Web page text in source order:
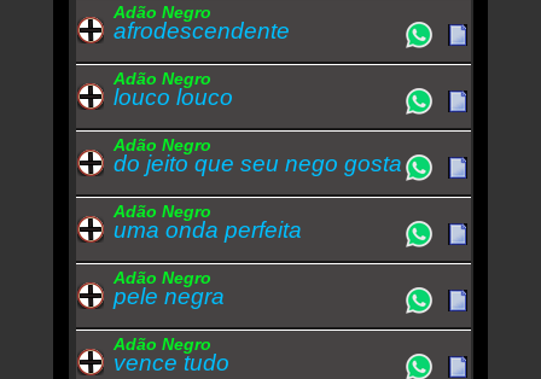
Adão Negro
afrodescendente
Adão Negro
louco louco
Adão Negro
do jeito que seu nego gosta
Adão Negro
uma onda perfeita
Adão Negro
pele negra
Adão Negro
vence tudo